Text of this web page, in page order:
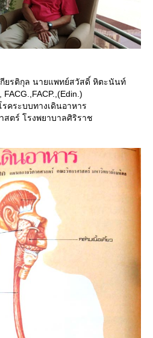
ยรติกุล นายแพทย์สวัสดิ์ หิตะนันท์
FACG.,FACP.,(Edin.)
รคระบบทางเดินอาหาร
สตร์ โรงพยาบาลศิริราช